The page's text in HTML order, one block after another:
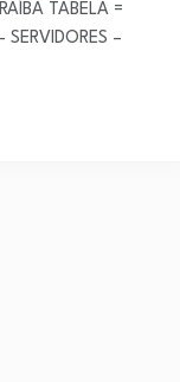
TABELA =
SERVIDORES –